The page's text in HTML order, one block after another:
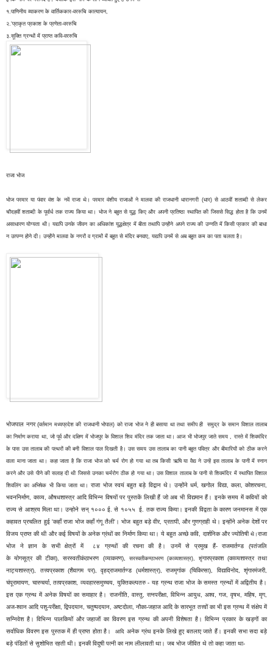
१.पाणिनीय व्याकरण के वार्तिककार-वररुचि कात्यायन,
२.‘प्राकृत प्रकाश के प्रणेता-वररुचि
३.सूक्ति ग्रन्थों में प्राप्त कवि-वररुचि
राजा भोज
भोज परमार या पंवार वंश के नवें राजा थे। परमार वंशीय राजाओं ने मालवा की राजधानी धारानगरी (धार) से आठवीं शताब्दी से लेकर
चौदहवीं शताब्दी के पूर्वार्ध तक राज्य किया था। भोज ने बहुत से युद्ध किए और अपनी प्रतिष्ठा स्थापित की जिससे सिद्ध होता है कि उनमें
असाधारण योग्यता थी। यद्यपि उनके जीवन का अधिकांश युद्धक्षेत्र में बीता तथापि उन्होंने अपने राज्य की उन्नति में किसी प्रकार की बाधा
न उत्पन्न होने दी। उन्होंने मालवा के नगरों व ग्रामों में बहुत से मंदिर बनवाए, यद्यपि उनमें से अब बहुत कम का पता चलता है।
भोजपाल नगर (वर्तमान मध्यप्रदेश की राजधानी भोपाल) को राजा भोज ने ही बसाया था तथा समीप ही समुद्र के समान विशाल तालाब
का निर्माण कराया था, जो पूर्व और दक्षिण में भोजपुर के विशाल शिव मंदिर तक जाता था। आज भी भोजपुर जाते समय , रास्ते में शिवमंदिर
के पास उस तालाब की पत्थरों की बनी विशाल पाल दिखती है। उस समय उस तालाब का पानी बहुत पवित्र और बीमारियों को ठीक करने
वाला माना जाता था। कहा जाता है कि राजा भोज को चर्म रोग हो गया था तब किसी ऋषि या वैद्य ने उन्हें इस तालाब के पानी में स्नान
करने और उसे पीने की सलाह दी थी जिससे उनका चर्मरोग ठीक हो गया था। उस विशाल तालाब के पानी से शिवमंदिर में स्थापित विशाल
शिवलिंग का अभिषेक भी किया जाता था।राजा भोज स्वयं बहुत बड़े विद्वान थे। उन्होंने धर्म, खगोल विद्या, कला, कोशरचना,
भवननिर्माण, काव्य, औषधशास्त्र आदि विभिन्न विषयों पर पुस्तकें लिखी हैं जो अब भी विद्यमान हैं। इनके समय में कवियों को
राज्य से आश्रय मिला था। उन्होने सन् १००० ई. से १०५५ ई. तक राज्य किया। इनकी विद्वता के कारण जनमानस में एक
कहावत प्रचलित हुई 'कहाँ राजा भोज कहाँ गंगू तैली'।भोज बहुत बड़े वीर, प्रतापी, और गुणग्राही थे। इन्होंने अनेक देशों पर
विजय प्राप्त की थी और कई विषयों के अनेक ग्रंथों का निर्माण किया था। ये बहुत अच्छे कवि, दार्शनिक और ज्योतिषी थे। राजा
भोज ने ज्ञान के सभी क्षेत्रों में ८४ ग्रन्थों की रचना की है। उनमें से प्रमुख हैं- राजमार्तण्ड (पतंजलि
के योगसूत्र की टीका),सरस्वतीकंठाभरण (व्याकरण), सरस्वतीकण्ठाभरण (काव्यशास्त्र), शृंगारप्रकाश (काव्यशास्त्र तथा
नाट्यशास्त्र), तत्त्वप्रकाश (शैवागम पर),वृहद्राजमार्तण्ड (धर्मशास्त्र),राजमृगांक (चिकित्सा), विद्याविनोद,शृंगारमंजरी,
चंपूरामायण, चारुचर्या, तत्वप्रकाश, व्यवहारसमुच्चय, युक्तिकल्पतरु - यह ग्रन्थ राजा भोज के समस्त ग्रन्थों में अद्वितीय है।
इस एक ग्रन्थ में अनेक विषयों का समाहार है। राजनीति, वास्तु, रत्नपरीक्षा, विभिन्न आयुध, अश्व, गज, वृषभ, महिष, मृग,
अज-श्वान आदि पशु-परीक्षा, द्विपदयान, चतुष्पदयान, अष्टदोला, नौका-जहाज आदि के सारभूत तत्त्वों का भी इस ग्रन्थ में संक्षेप में
सन्निवेश है। विभिन्न पालकियों और जहाजों का विवरण इस ग्रन्थ की अपनी विशेषता है। विभिन्न प्रकार के खड्गों का
सर्वाधिक विवरण इस पुस्तक में ही प्राप्त होता है।
आदि अनेक ग्रंथ इनके लिखे हुए बतलाए जाते हैं। इनकी सभा सदा बड़े
बड़े पंडितों से सुशोभित रहती थी। इनकीविदुषीपत्नी का नाम लीलावती था। जब भोज जीवित थे तो कहा जाता था-